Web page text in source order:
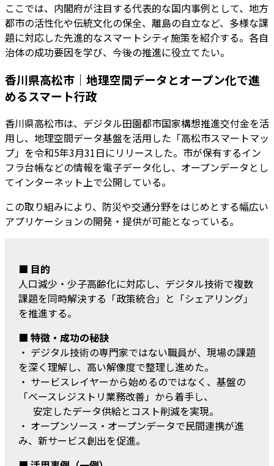
ここでは、内閣府が注目する代表的な国内事例として、地方
都市の活性化や伝統文化の保全、離島の自立など、多様な課
題に対応した先進的なスマートシティ施策を紹介する。各自
治体の成功要因を学び、今後の推進に役立てたい。
香川県高松市｜地理空間データとオープン化で進
めるスマート行政
香川県高松市は、デジタル田園都市国家構想推進交付金を活
用し、地理空間データ基盤を活用した「高松市スマートマッ
プ」を令和5年3月31日にリリースした。市が保有するイン
フラ台帳などの情報を電子データ化し、オープンデータとし
てインターネット上で公開している。
この取り組みにより、防災や交通分野をはじめとする幅広い
アプリケーションの開発・提供が可能となっている。
■ 目的
人口減少・少子高齢化に対応し、デジタル技術で複数
課題を同時解決する「政策統合」と「シェアリング」
を推進する。
■ 特徴・成功の秘訣
・ デジタル技術の専門家ではない職員が、現場の課題
を深く理解し、高い解像度で整理し進めた。
・ サービスレイヤーから始めるのではなく、基盤の
「ベースレジストリ業務改善」から着手し、
安定したデータ供給とコスト削減を実現。
・ オープンソース・オープンデータで民間連携が進
み、新サービス創出を促進。